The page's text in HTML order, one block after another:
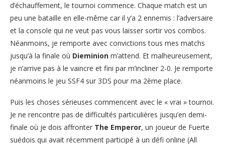
d’échauffement, le tournoi commence. Chaque match est un
peu une bataille en elle-même car il y’a 2 ennemis : l’adversaire
et la console qui ne veut pas vous laisser sortir vos combos.
Néanmoins, je remporte avec convictions tous mes matchs
jusqu’à la finale où Dieminion m’attend. Et malheureusement,
je n’arrive pas à le vaincre et fini par m’incliner 2-0. Je remporte
néanmoins le jeu SSF4 sur 3DS pour ma 2ème place.
Puis les choses sérieuses commencent avec le « vrai » tournoi.
Je ne rencontre pas de difficultés particulières jusqu’en demi-
finale où je dois affronter The Emperor, un joueur de Fuerte
suédois qui avait récemment participé à un défi online (All